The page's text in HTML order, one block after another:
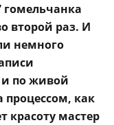
гомельчанка
второй раз. И
немного
и по живой
как
красоту мастер